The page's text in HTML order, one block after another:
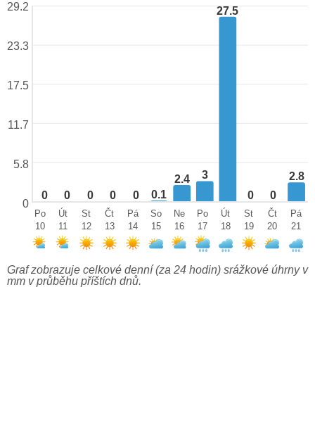
0 0 0 0 0 0.1
2.4 3
27.5
0 0
2.8
29.2
23.3
17.5
11.7
5.8
0
Po
10
Út
11
St
12
Čt
13
Pá
14
So
15
Ne
16
Po
17
Út
18
St
19
Čt
20
Pá
21
Graf zobrazuje celkové denní (za 24 hodin) srážkové úhrny v
mm v průběhu příštích dnů.